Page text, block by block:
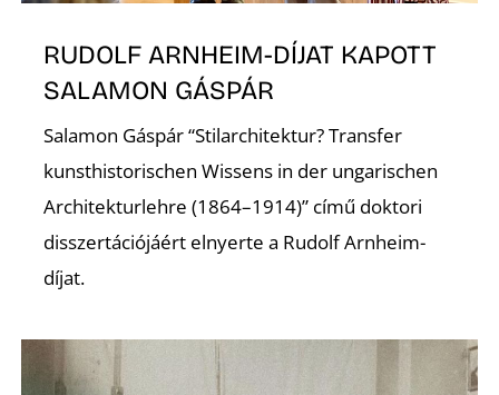
RUDOLF ARNHEIM-DÍJAT KAPOTT
SALAMON GÁSPÁR
Salamon Gáspár “Stilarchitektur? Transfer
kunsthistorischen Wissens in der ungarischen
Architekturlehre (1864–1914)” című doktori
disszertációjáért elnyerte a Rudolf Arnheim-
díjat.